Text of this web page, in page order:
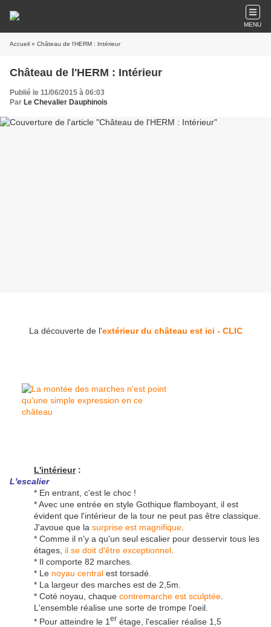
MENU
Accueil » Château de l'HERM : Intérieur
Château de l'HERM : Intérieur
Publié le 11/06/2015 à 06:03
Par Le Chevalier Dauphinois
La découverte de l'extérieur du château est ici - CLIC
L'intérieur:
L'escalier
* En entrant, c'est le choc !
* Avec une entrée en style Gothique flamboyant, il est
évident que l'intérieur de la tour ne peut pas être classique.
J'avoue que la surprise est magnifique
* Comme il n'y a qu'un seul escalier pour desservir tous les
étages, il se doit d'être exceptionnel
* Il comporte 82 marches.
* Le noyau central est torsadé.
* La largeur des marches est de 2,5m.
* Coté noyau, chaque contremarche est sculptée
L'ensemble réalise une sorte de trompe l'oeil.
* Pour atteindre le 1 er étage, l'escalier réalise 1,5